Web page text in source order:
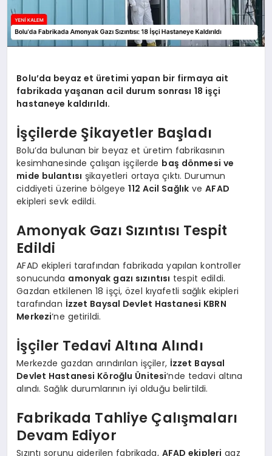
Bolu’da beyaz et üretimi yapan bir firmaya ait
fabrikada yaşanan acil durum sonrası 18 işçi
hastaneye kaldırıldı.
İşçilerde Şikayetler Başladı
Bolu’da bulunan bir beyaz et üretim fabrikasının
kesimhanesinde çalışan işçilerde baş dönmesi ve
mide bulantısı şikayetleri ortaya çıktı. Durumun
ciddiyeti üzerine bölgeye112 Acil Sağlık veAFAD
ekipleri sevk edildi.
Amonyak Gazı Sızıntısı Tespit
Edildi
AFAD ekipleri tarafından fabrikada yapılan kontroller
sonucunda amonyak gazı sızıntısı tespit edildi.
Gazdan etkilenen 18 işçi, özel kıyafetli sağlık ekipleri
tarafından İzzet Baysal Devlet Hastanesi KBRN
Merkezi‘ne getirildi.
İşçiler Tedavi Altına Alındı
Merkezde gazdan arındırılan işçiler, İzzet Baysal
Devlet Hastanesi Köroğlu Ünitesi‘nde tedavi altına
alındı. Sağlık durumlarının iyi olduğu belirtildi.
Fabrikada Tahliye Çalışmaları
Devam Ediyor
Sızıntı sorunu giderilen fabrikada, AFAD ekipleri gaz